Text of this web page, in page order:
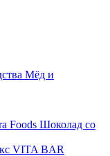
Мёд и
Шоколад со
VITA BAR